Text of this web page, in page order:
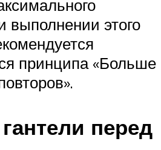
выполнении этого
принципа «Больше
перед